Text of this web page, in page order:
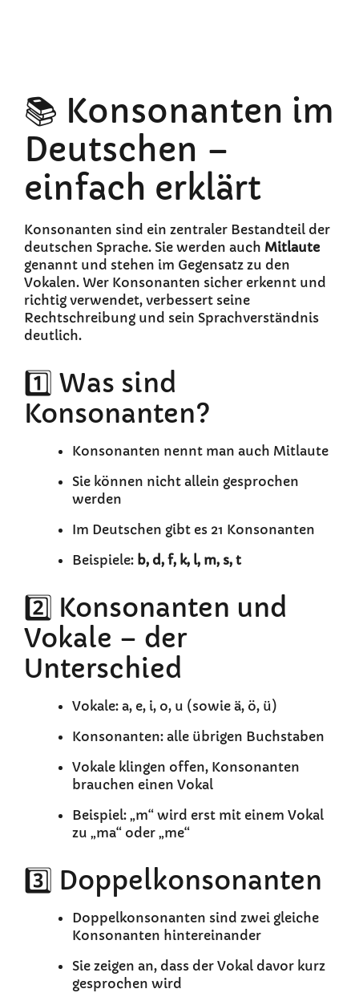
📚 Konsonanten im
Deutschen –
einfach erklärt
Konsonanten sind ein zentraler Bestandteil der
deutschen Sprache. Sie werden auch Mitlaute
genannt und stehen im Gegensatz zu den
Vokalen. Wer Konsonanten sicher erkennt und
richtig verwendet, verbessert seine
Rechtschreibung und sein Sprachverständnis
deutlich.
1️⃣ Was sind
Konsonanten?
Konsonanten nennt man auch Mitlaute
Sie können nicht allein gesprochen
werden
Im Deutschen gibt es 21 Konsonanten
Beispiele: b, d, f, k, l, m, s, t
2️⃣ Konsonanten und
Vokale – der
Unterschied
Vokale: a, e, i, o, u (sowie ä, ö, ü)
Konsonanten: alle übrigen Buchstaben
Vokale klingen offen, Konsonanten
brauchen einen Vokal
Beispiel: „m“ wird erst mit einem Vokal
zu „ma“ oder „me“
3️⃣ Doppelkonsonanten
Doppelkonsonanten sind zwei gleiche
Konsonanten hintereinander
Sie zeigen an, dass der Vokal davor kurz
gesprochen wird